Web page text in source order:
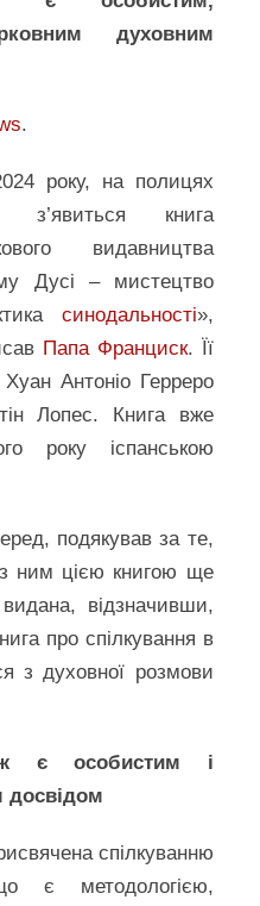
духовним
.
року, на полицях
з’явиться книга
видавництва
Дусі – мистецтво
синодальності»,
Папа Франциск. Її
Антоніо Герреро
Лопес. Книга вже
року іспанською
подякував за те,
ним цією книгою ще
відзначивши,
про спілкування в
з духовної розмови
є особистим і
досвідом
спілкуванню
є методологією,